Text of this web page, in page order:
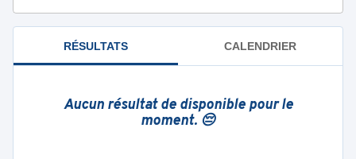
RÉSULTATS CALENDRIER
Aucun résultat de disponible pour le
moment. 😔